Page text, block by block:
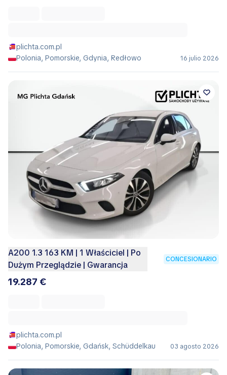
plichta.com.pl
Polonia, Pomorskie, Gdynia, Redłowo
16 julio 2026
A200 1.3 163 KM | 1 Właściciel | Po
Dużym Przeglądzie | Gwarancja
CONCESIONARIO
19.287 €
plichta.com.pl
Polonia, Pomorskie, Gdańsk, Schüddelkau
03 agosto 2026